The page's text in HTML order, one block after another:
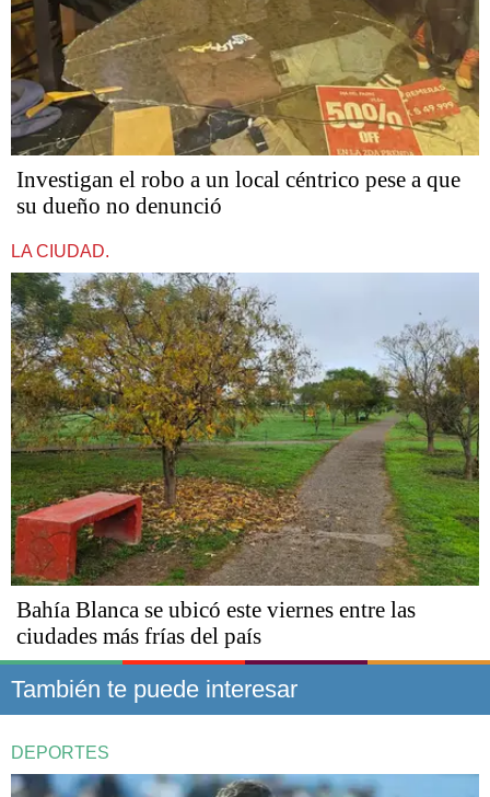
Investigan el robo a un local céntrico pese a que
su dueño no denunció
LA CIUDAD.
Bahía Blanca se ubicó este viernes entre las
ciudades más frías del país
También te puede interesar
DEPORTES